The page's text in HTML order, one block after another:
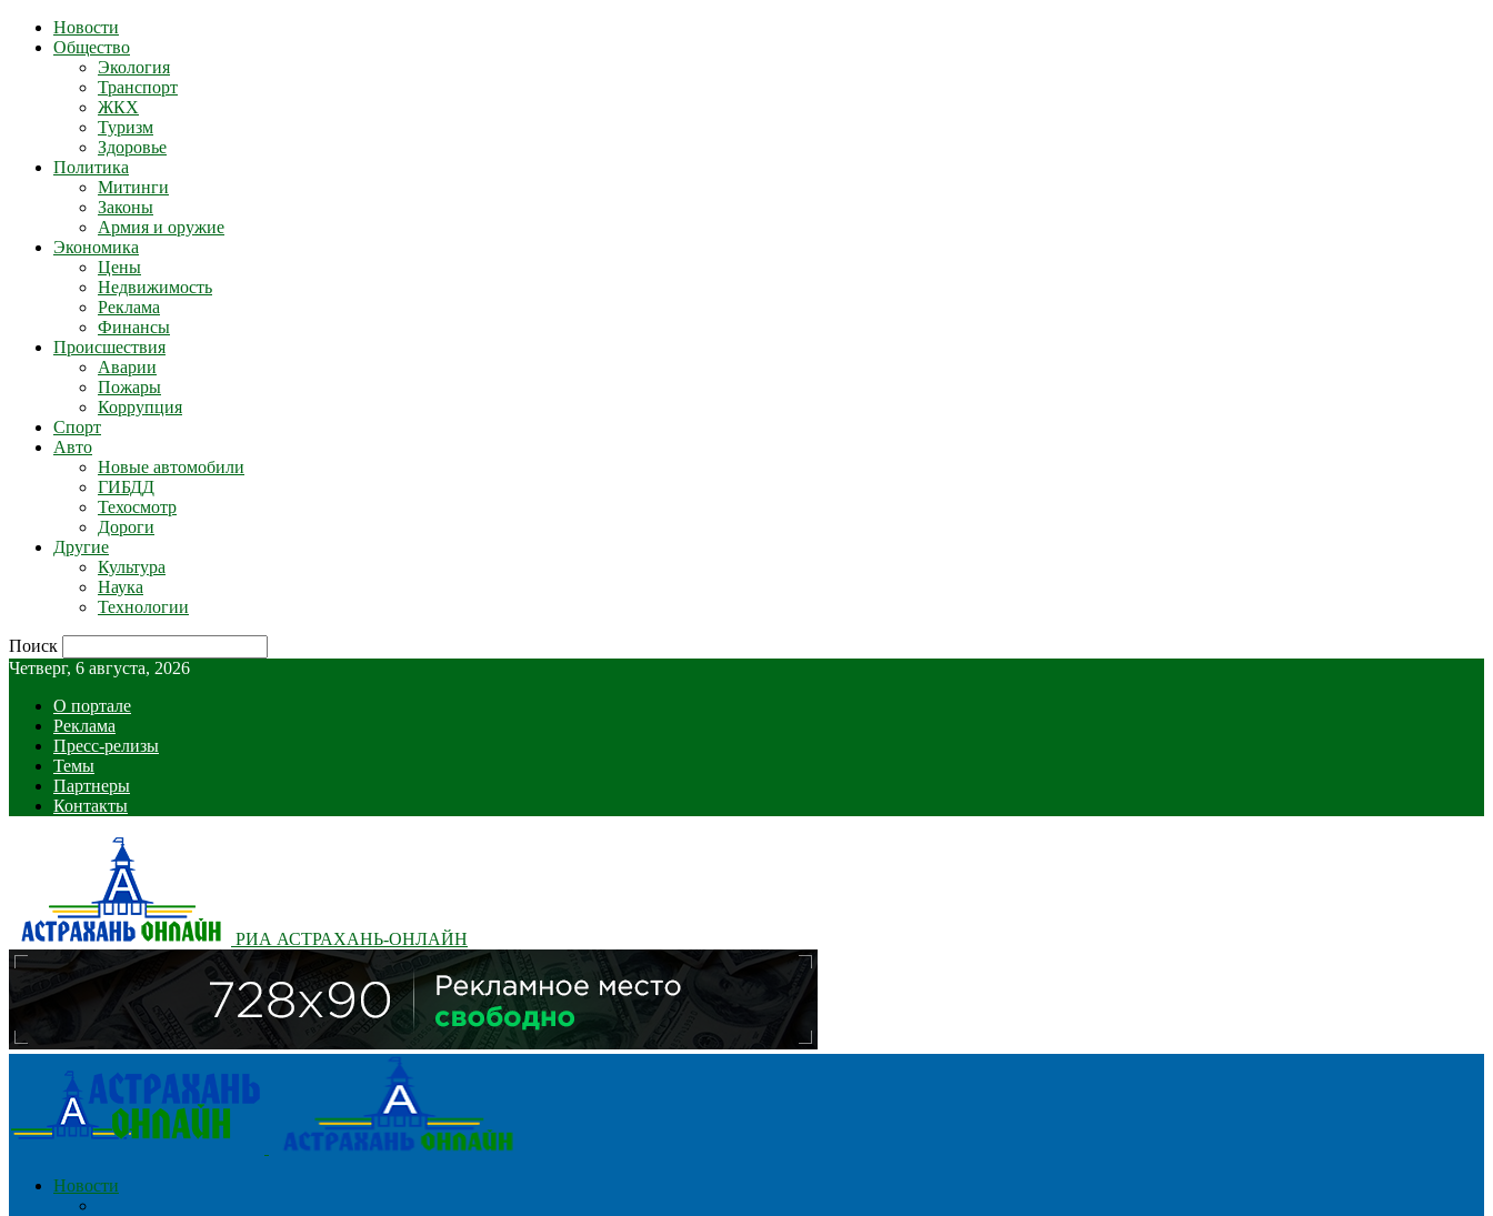
Новости
Общество
Экология
Транспорт
ЖКХ
Туризм
Здоровье
Политика
Митинги
Законы
Армия и оружие
Экономика
Цены
Недвижимость
Реклама
Финансы
Происшествия
Аварии
Пожары
Коррупция
Спорт
Авто
Новые автомобили
ГИБДД
Техосмотр
Дороги
Другие
Культура
Наука
Технологии
Поиск
Четверг, 6 августа, 2026
О портале
Реклама
Пресс-релизы
Темы
Партнеры
Контакты
РИА АСТРАХАНЬ-ОНЛАЙН
Новости